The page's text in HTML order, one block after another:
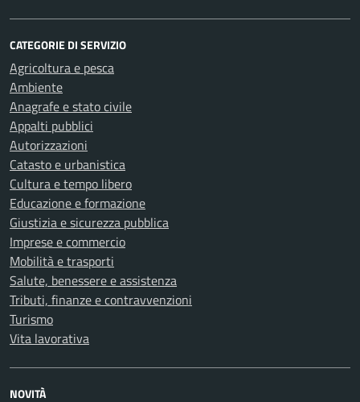
CATEGORIE DI SERVIZIO
Agricoltura e pesca
Ambiente
Anagrafe e stato civile
Appalti pubblici
Autorizzazioni
Catasto e urbanistica
Cultura e tempo libero
Educazione e formazione
Giustizia e sicurezza pubblica
Imprese e commercio
Mobilità e trasporti
Salute, benessere e assistenza
Tributi, finanze e contravvenzioni
Turismo
Vita lavorativa
NOVITÀ